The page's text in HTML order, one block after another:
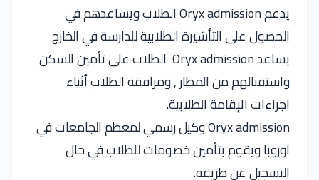
يدعم Oryx admission الطلاب ويساعدهم في
الحصول على التأشيرة الطلابية للدارسة في الخارج
يساعد Oryx admission الطلاب على تأمين السكن
واستقبالهم من المطار , ومرافقة الطلاب أثناء
اجراءات الإقامة الطلابية.
Oryx admission وكيل رسمي لمعظم الجامعات في
اوروبا ويقوم بتأمين خصومات للطلاب في حال
التسجيل عن طريقه.